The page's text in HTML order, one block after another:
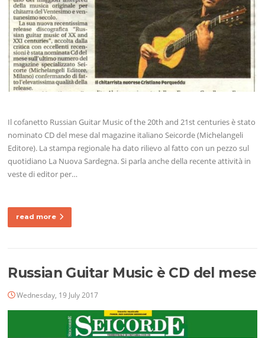
Il cofanetto Russian Guitar Music of the 20th and 21st centuries è stato
nominato CD del mese dal magazine italiano Seicorde (Michelangeli
Editore). La stampa regionale ha dato rilievo al fatto con un pezzo sul
quotidiano La Nuova Sardegna. Si parla anche della recente attività in
veste di editor per…
read more
Russian Guitar Music è CD del mese
Wednesday, 19 July 2017